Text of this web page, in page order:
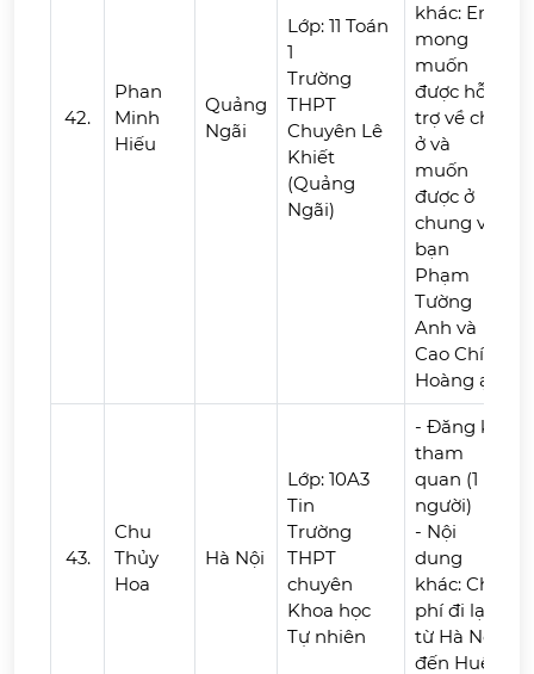
42.
Phan
Minh
Hiếu
Quảng
Ngãi
Lớp: 11 Toán
1
Trường
THPT
Chuyên Lê
Khiết
(Quảng
Ngãi)
khác: Em
mong
muốn
được hỗ
trợ về chỗ
ở và
muốn
được ở
chung với
bạn
Phạm
Tường
Anh và
Cao Chí
Hoàng ạ.
43.
Chu
Thủy
Hoa
Hà Nội
Lớp: 10A3
Tin
Trường
THPT
chuyên
Khoa học
Tự nhiên
- Đăng ký
tham
quan (1
người)
- Nội
dung
khác: Chi
phí đi lại
từ Hà Nội
đến Huế